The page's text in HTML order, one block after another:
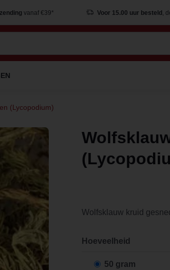
vanaf €39* Voor 15.00 uur besteld ,
(Lycopodium)
Wolfsklauw kruid
Hoeveelheid
50 gram